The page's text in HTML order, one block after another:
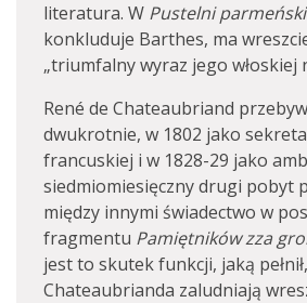
literatura. W Pustelni
konkluduje Barthes, ma
„triumfalny wyraz jego włoskiej
René de Chateaubriand
dwukrotnie, w 1802 jako
francuskiej i w 1828-29 jako
siedmiomiesięczny drugi pobyt
między innymi świadectwo w
fragmentu Pamiętnikówzza
jest to skutek funkcji, jaką
Chateaubrianda zaludniają